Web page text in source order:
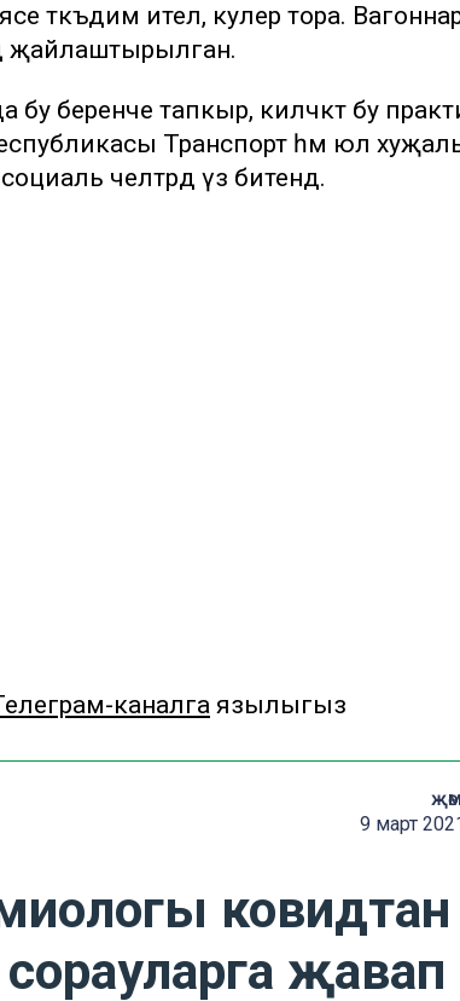
тәкъдим ителә, кулер тора.
җайлаштырылган.
беренче тапкыр, киләчәктә бу
Транспорт һәм юл
челтәрдә үз битендә.
каналга язылыгыз
9 март
ковидтан
җавап